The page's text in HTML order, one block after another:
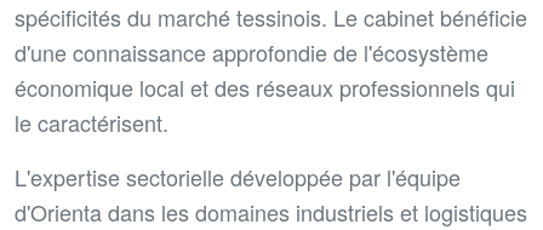
spécificités du marché tessinois. Le cabinet bénéficie
d'une connaissance approfondie de l'écosystème
économique local et des réseaux professionnels qui
le caractérisent.
L'expertise sectorielle développée par l'équipe
d'Orienta dans les domaines industriels et logistiques